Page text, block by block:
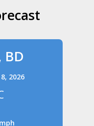
BD
2026